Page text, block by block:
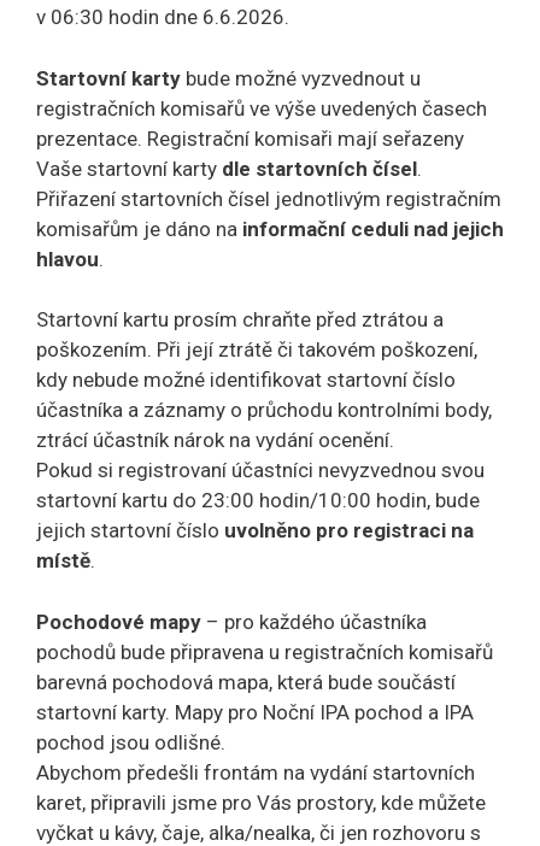
v 06:30 hodin dne 6.6.2026.
Startovní karty bude možné vyzvednout u
registračních komisařů ve výše uvedených časech
prezentace. Registrační komisaři mají seřazeny
Vaše startovní karty dle startovních čísel.
Přiřazení startovních čísel jednotlivým registračním
komisařům je dáno na informační ceduli nad jejich
hlavou.
Startovní kartu prosím chraňte před ztrátou a
poškozením. Při její ztrátě či takovém poškození,
kdy nebude možné identifikovat startovní číslo
účastníka a záznamy o průchodu kontrolními body,
ztrácí účastník nárok na vydání ocenění.
Pokud si registrovaní účastníci nevyzvednou svou
startovní kartu do 23:00 hodin/10:00 hodin, bude
jejich startovní číslo uvolněno pro registraci na
místě.
Pochodové mapy – pro každého účastníka
pochodů bude připravena u registračních komisařů
barevná pochodová mapa, která bude součástí
startovní karty. Mapy pro Noční IPA pochod a IPA
pochod jsou odlišné.
Abychom předešli frontám na vydání startovních
karet, připravili jsme pro Vás prostory, kde můžete
vyčkat u kávy, čaje, alka/nealka, či jen rozhovoru s